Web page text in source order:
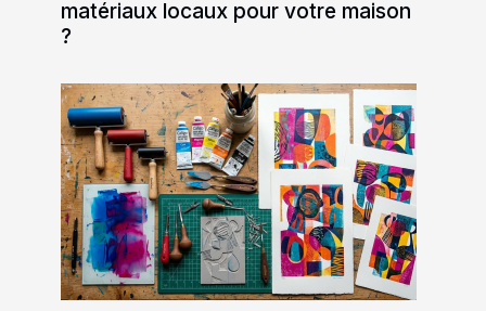
matériaux locaux pour votre maison
?